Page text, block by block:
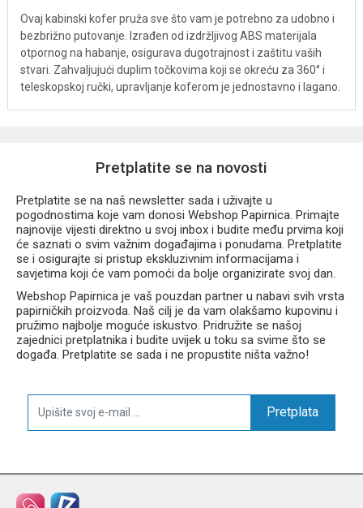
Ovaj kabinski kofer pruža sve što vam je potrebno za udobno i
bezbrižno putovanje. Izrađen od izdržljivog ABS materijala
otpornog na habanje, osigurava dugotrajnost i zaštitu vaših
stvari. Zahvaljujući duplim točkovima koji se okreću za 360° i
teleskopskoj ručki, upravljanje koferom je jednostavno i lagano.
Pretplatite se na novosti
Pretplatite se na naš newsletter sada i uživajte u
pogodnostima koje vam donosi Webshop Papirnica. Primajte
najnovije vijesti direktno u svoj inbox i budite među prvima koji
će saznati o svim važnim događajima i ponudama. Pretplatite
se i osigurajte si pristup ekskluzivnim informacijama i
savjetima koji će vam pomoći da bolje organizirate svoj dan.
Webshop Papirnica je vaš pouzdan partner u nabavi svih vrsta
papirničkih proizvoda. Naš cilj je da vam olakšamo kupovinu i
pružimo najbolje moguće iskustvo. Pridružite se našoj
zajednici pretplatnika i budite uvijek u toku sa svime što se
događa. Pretplatite se sada i ne propustite ništa važno!
Pretplata